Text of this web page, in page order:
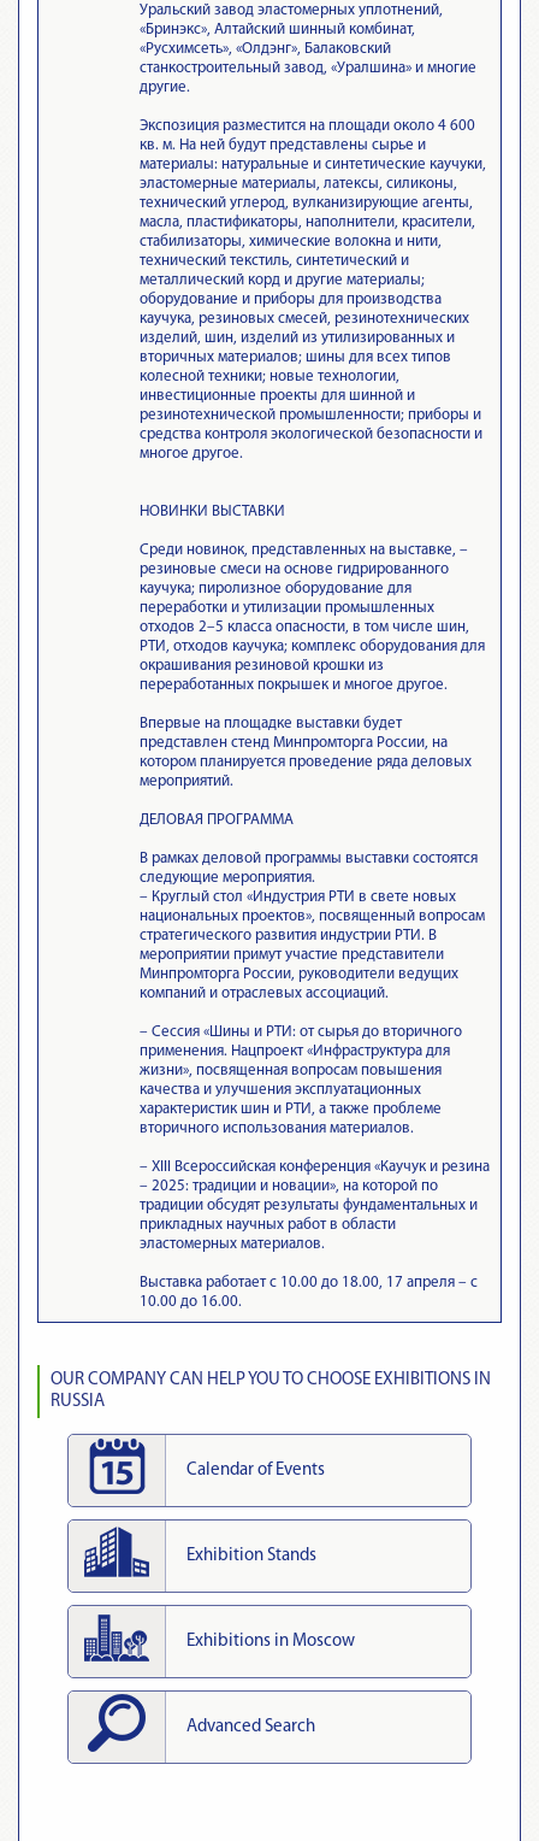
Уральский завод эластомерных уплотнений,
«Бринэкс», Алтайский шинный комбинат,
«Русхимсеть», «Олдэнг», Балаковский
станкостроительный завод, «Уралшина» и многие
другие.
Экспозиция разместится на площади около 4 600
кв. м. На ней будут представлены сырье и
материалы: натуральные и синтетические каучуки,
эластомерные материалы, латексы, силиконы,
технический углерод, вулканизирующие агенты,
масла, пластификаторы, наполнители, красители,
стабилизаторы, химические волокна и нити,
технический текстиль, синтетический и
металлический корд и другие материалы;
оборудование и приборы для производства
каучука, резиновых смесей, резинотехнических
изделий, шин, изделий из утилизированных и
вторичных материалов; шины для всех типов
колесной техники; новые технологии,
инвестиционные проекты для шинной и
резинотехнической промышленности; приборы и
средства контроля экологической безопасности и
многое другое.
НОВИНКИ ВЫСТАВКИ
Среди новинок, представленных на выставке, –
резиновые смеси на основе гидрированного
каучука; пиролизное оборудование для
переработки и утилизации промышленных
отходов 2–5 класса опасности, в том числе шин,
РТИ, отходов каучука; комплекс оборудования для
окрашивания резиновой крошки из
переработанных покрышек и многое другое.
Впервые на площадке выставки будет
представлен стенд Минпромторга России, на
котором планируется проведение ряда деловых
мероприятий.
ДЕЛОВАЯ ПРОГРАММА
В рамках деловой программы выставки состоятся
следующие мероприятия.
– Круглый стол «Индустрия РТИ в свете новых
национальных проектов», посвященный вопросам
стратегического развития индустрии РТИ. В
мероприятии примут участие представители
Минпромторга России, руководители ведущих
компаний и отраслевых ассоциаций.
– Сессия «Шины и РТИ: от сырья до вторичного
применения. Нацпроект «Инфраструктура для
жизни», посвященная вопросам повышения
качества и улучшения эксплуатационных
характеристик шин и РТИ, а также проблеме
вторичного использования материалов.
– XIII Всероссийская конференция «Каучук и резина
– 2025: традиции и новации», на которой по
традиции обсудят результаты фундаментальных и
прикладных научных работ в области
эластомерных материалов.
Выставка работает с 10.00 до 18.00, 17 апреля – с
10.00 до 16.00.
OUR COMPANY CAN HELP YOU TO CHOOSE EXHIBITIONS IN
RUSSIA
Calendar of Events
Exhibition Stands
Exhibitions in Moscow
Advanced Search